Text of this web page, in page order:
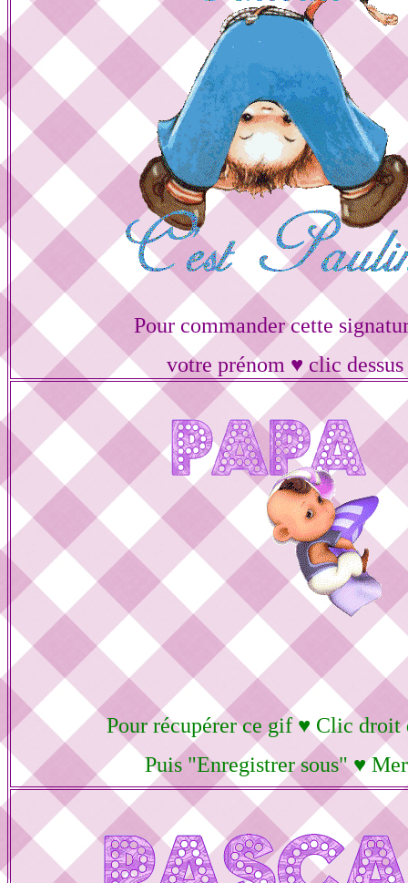
Pour commander cette
votre prénom ♥ clic dessus
Pour récupérer ce gif ♥ Clic droit
Puis "Enregistrer sous" ♥